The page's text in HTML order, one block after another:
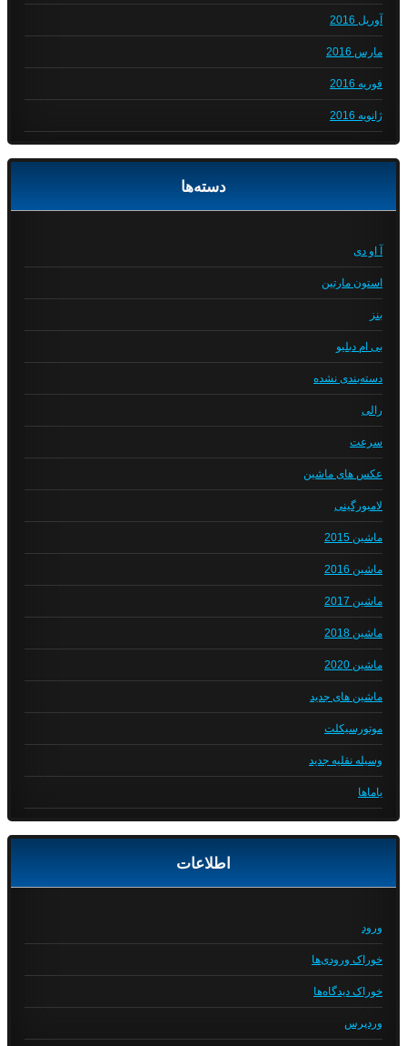
آوریل 2016
مارس 2016
فوریه 2016
ژانویه 2016
دسته‌ها
آ او دی
استون مارتین
بنز
بی ام دبلیو
دسته‌بندی نشده
رالی
سرعت
عکس های ماشین
لامبورگینی
ماشین 2015
ماشین 2016
ماشین 2017
ماشین 2018
ماشین 2020
ماشین های جدید
موتورسیکلت
وسیله نقلیه جدید
یاماها
اطلاعات
ورود
خوراک ورودی‌ها
خوراک دیدگاه‌ها
وردپرس